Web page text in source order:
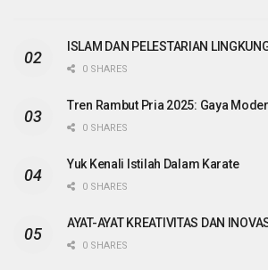
ISLAM DAN PELESTARIAN
0 SHARES
Tren Rambut Pria 2025: Gaya
0 SHARES
Yuk Kenali Istilah Dalam Karate
0 SHARES
AYAT-AYAT KREATIVITAS DAN
0 SHARES